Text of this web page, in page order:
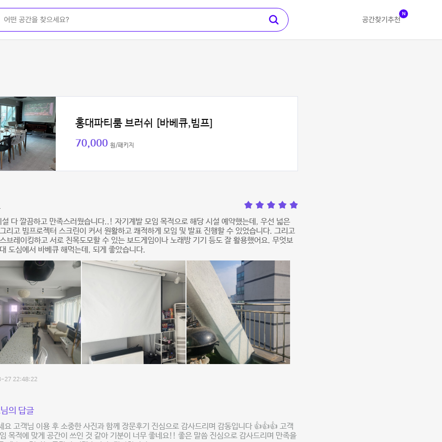
공간찾기 추천
N
홍대파티룸 브러쉬 [바베큐,빔프]
70,000 원/패키지
다 깔끔하고 만족스러웠습니다..! 자기계발 모임 목적으로 해당 시설 예약했는데, 우선 넓은
리고 빔프로젝터 스크린이 커서 원활하고 쾌적하게 모임 및 발표 진행할 수 있었습니다. 그리고
브레이킹하고 서로 친목도모할 수 있는 보드게임이나 노래방 기기 등도 잘 활용했어요. 무엇보
도심에서 바베큐 해먹는데, 되게 좋았습니다.
27 22:48:22
의 답글
요 고객님 이용 후 소중한 사진과 함께 장문후기 진심으로 감사드리며 감동입니다 👍👍👍 고객
목적에 맞게 공간이 쓰인 것 같아 기분이 너무 좋네요!! 좋은 말씀 진심으로 감사드리며 만족을